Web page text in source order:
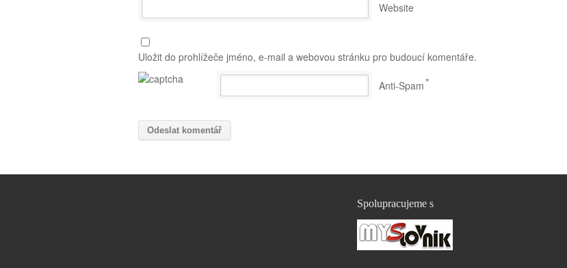
Website
Uložit do prohlížeče jméno, e-mail a webovou stránku pro budoucí komentáře.
Anti-Spam*
Spolupracujeme s